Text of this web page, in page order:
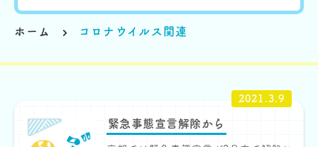
ホーム コロナウイルス関連
2021.3.9
緊急事態宣言解除から